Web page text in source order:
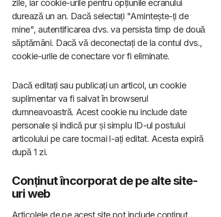
zile, iar cookie-urile pentru opțiunile ecranului
durează un an. Dacă selectați "Amintește-ți de
mine", autentificarea dvs. va persista timp de două
săptămâni. Dacă vă deconectați de la contul dvs.,
cookie-urile de conectare vor fi eliminate.
Dacă editați sau publicați un articol, un cookie
suplimentar va fi salvat în browserul
dumneavoastră. Acest cookie nu include date
personale și indică pur și simplu ID-ul postului
articolului pe care tocmai l-ați editat. Acesta expiră
după 1 zi.
Conținut încorporat de pe alte site-
uri web
Articolele de pe acest site pot include conținut